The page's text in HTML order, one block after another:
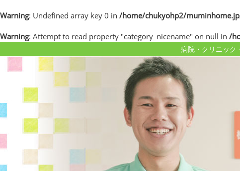
Warning: Undefined array key 0 in /home/chukyohp2/
Warning: Attempt to read property "category_nicename" on null in /
病院・クリニック